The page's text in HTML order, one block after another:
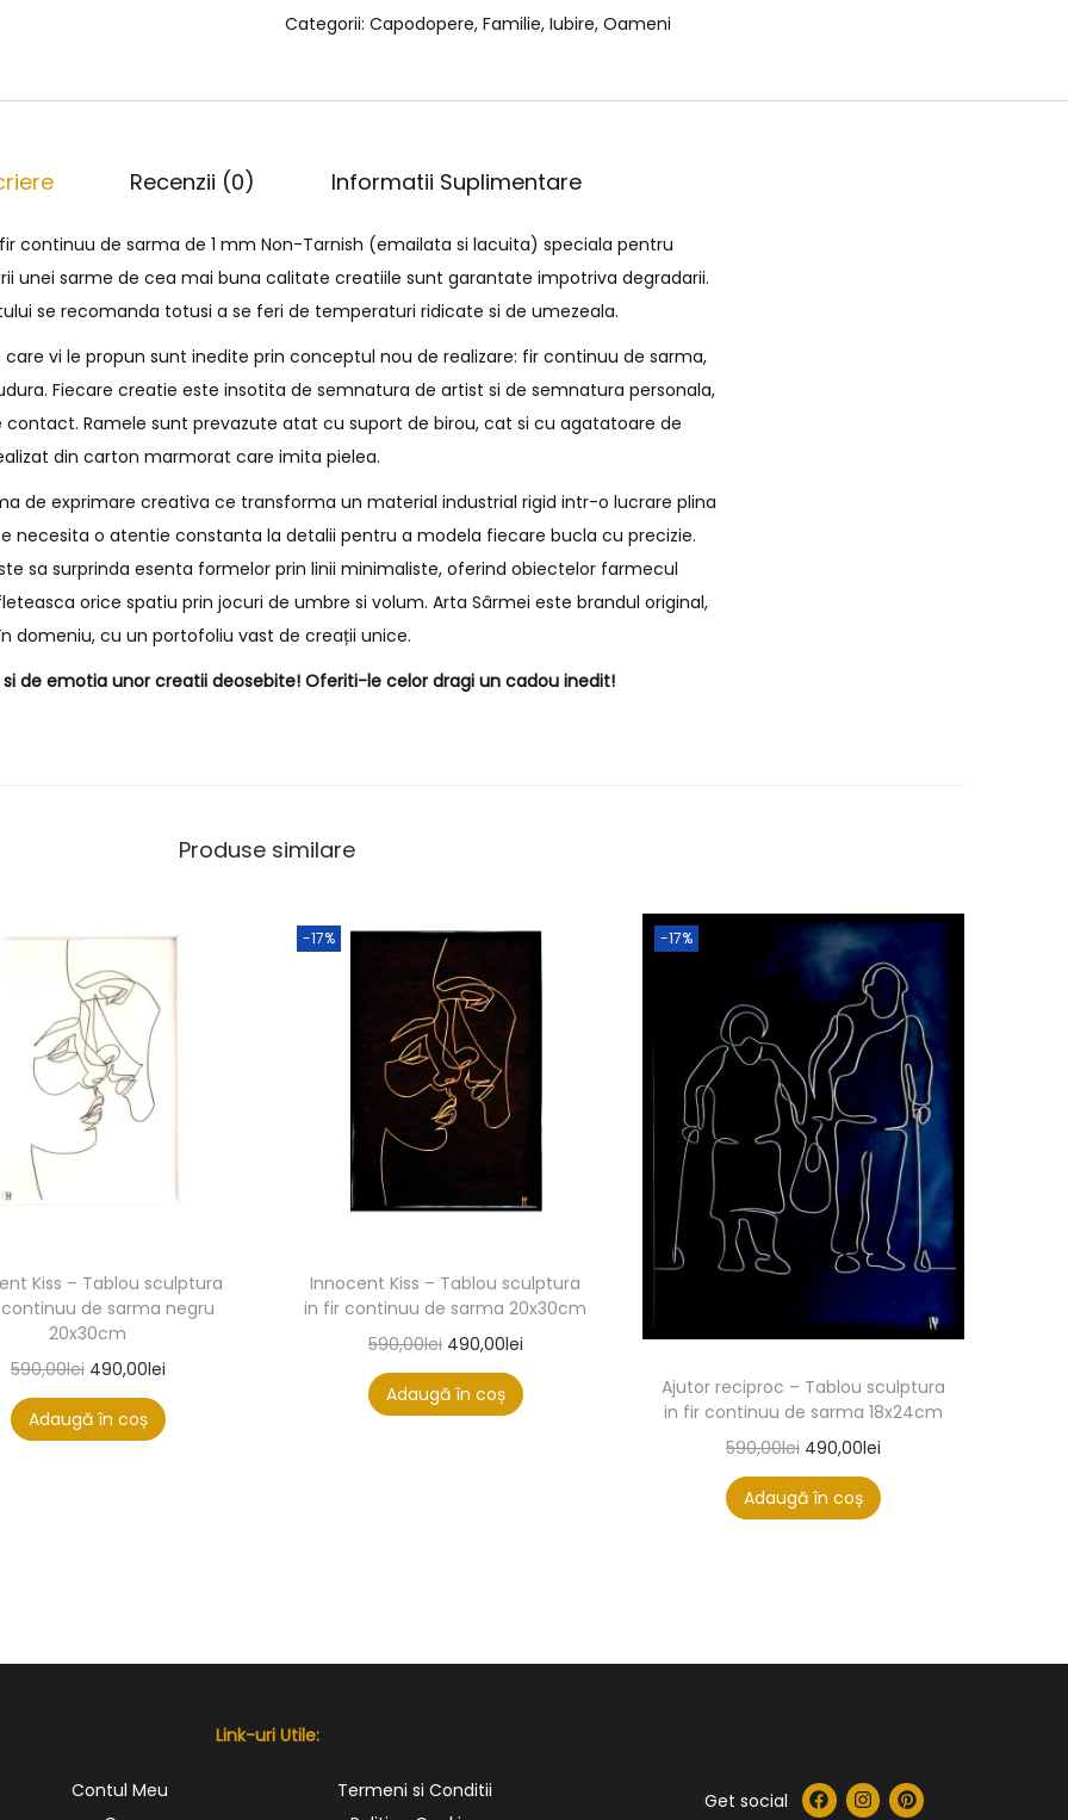
Categorii: Capodopere, Familie, Iubire, Oameni
Recenzii (0) Informatii Suplimentare
continuu de sarma de 1 mm Non-Tarnish (emailata si lacuita) speciala pentru
unei sarme de cea mai buna calitate creatiile sunt garantate impotriva degradarii.
se recomanda totusi a se feri de temperaturi ridicate si de umezeala.
vi le propun sunt inedite prin conceptul nou de realizare: fir continuu de sarma,
Fiecare creatie este insotita de semnatura de artist si de semnatura personala,
Ramele sunt prevazute atat cu suport de birou, cat si cu agatatoare de
din carton marmorat care imita pielea.
de exprimare creativa ce transforma un material industrial rigid intr-o lucrare plina
necesita o atentie constanta la detalii pentru a modela fiecare bucla cu precizie.
sa surprinda esenta formelor prin linii minimaliste, oferind obiectelor farmecul
orice spatiu prin jocuri de umbre si volum. Arta Sârmei este brandul original,
domeniu, cu un portofoliu vast de creații unice.
de emotia unor creatii deosebite! Oferiti-le celor dragi un cadou inedit!
Produse similare
Kiss – Tablou sculptura
de sarma negru
20x30cm
590,00lei 490,00lei
Adaugă în coș
-17%
Innocent Kiss – Tablou sculptura
in fir continuu de sarma 20x30cm
590,00lei 490,00lei
Adaugă în coș
-17%
Ajutor reciproc – Tablou sculptura
in fir continuu de sarma 18x24cm
590,00lei 490,00lei
Adaugă în coș
Link-uri Utile:
Contul Meu
Termeni si Conditii
Get social